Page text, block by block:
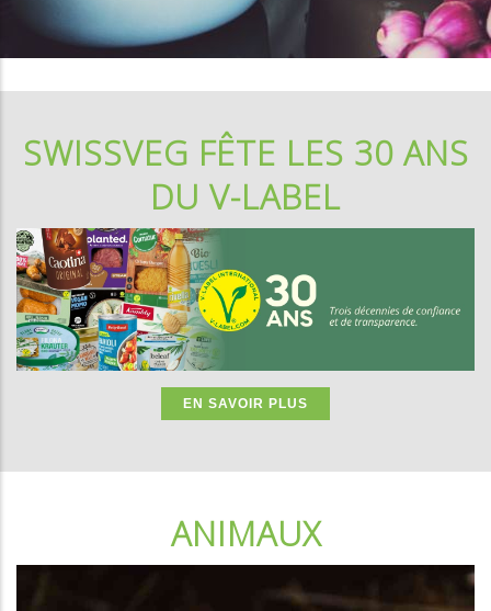
SWISSVEG FÊTE LES 30 ANS
DU V-LABEL
EN SAVOIR PLUS
ANIMAUX